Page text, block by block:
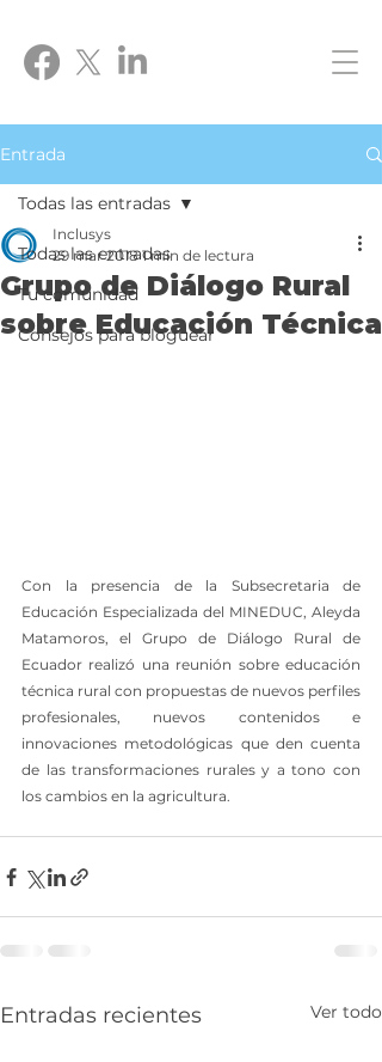
Entrada
Todas las entradas
Tu comunidad
Consejos para bloguear
Todas las entradas
Grupo de Diálogo Rural
sobre Educación Técnica
Inclusys
29 mar 2018 1 min de lectura
Con la presencia de la Subsecretaria de
Educación Especializada del MINEDUC, Aleyda
Matamoros, el Grupo de Diálogo Rural de
Ecuador realizó una reunión sobre educación
técnica rural con propuestas de nuevos perfiles
profesionales, nuevos contenidos e
innovaciones metodológicas que den cuenta
de las transformaciones rurales y a tono con
los cambios en la agricultura.
Entradas recientes Ver todo